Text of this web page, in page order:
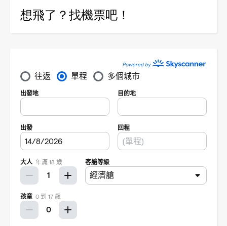
想飛了？找機票吧！